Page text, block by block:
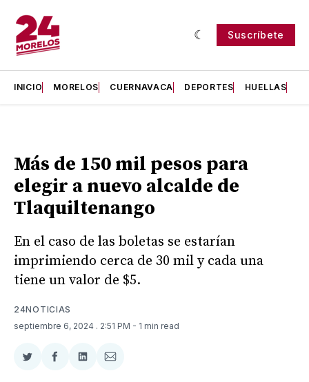
Suscríbete
INICIO MORELOS CUERNAVACA DEPORTES HUELLAS
Más de 150 mil pesos para
elegir a nuevo alcalde de
Tlaquiltenango
En el caso de las boletas se estarían
imprimiendo cerca de 30 mil y cada una
tiene un valor de $5.
24NOTICIAS
septiembre 6, 2024 . 2:51 PM - 1 min read
CompartirCompartir
CompartirCompartir